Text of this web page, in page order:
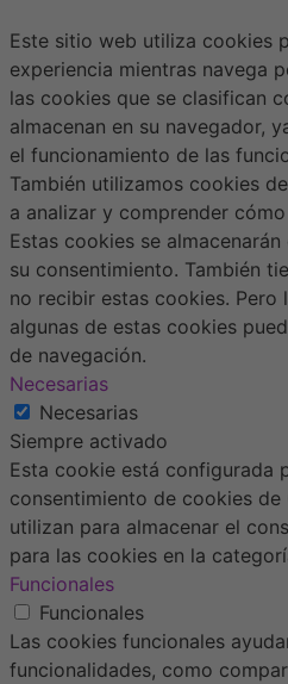
Este sitio web utiliza cookies
experiencia mientras navega
las cookies que se clasifican
almacenan en su navegador,
el funcionamiento de las
También utilizamos cookies
a analizar y comprender
Estas cookies se
su consentimiento. También
no recibir estas cookies. Pero
algunas de estas cookies
de navegación.
Necesarias
Necesarias
Siempre activado
Esta cookie está configurada
consentimiento de cookies de
utilizan para almacenar el
para las cookies en la
Funcionales
Funcionales
Las cookies funcionales
funcionalidades, como